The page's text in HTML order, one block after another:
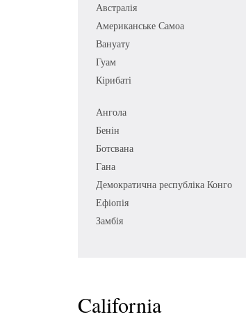
Австралія
Американське Самоа
Вануату
Гуам
Кірибаті
Ангола
Бенін
Ботсвана
Гана
Демократична республіка Конго
Ефіопія
Замбія
California